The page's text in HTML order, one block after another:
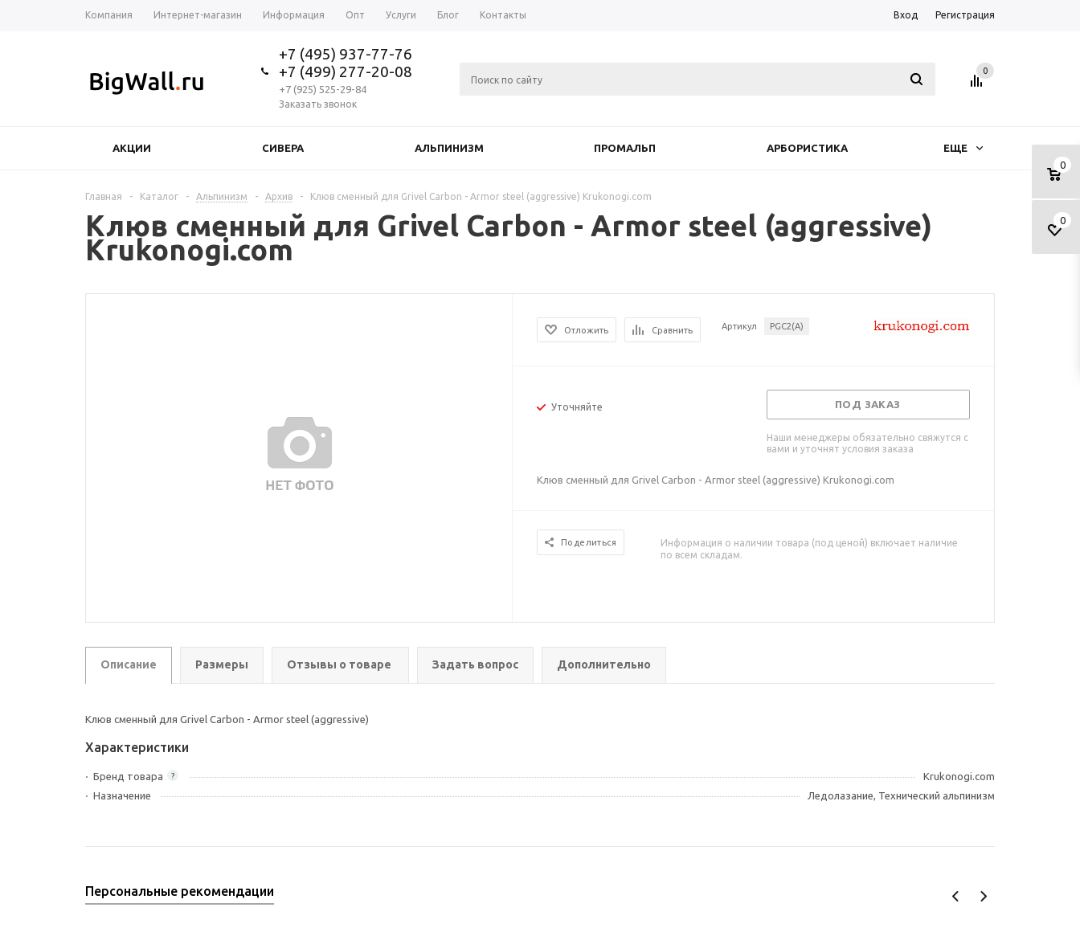
Компания Интернет-магазин Информация Опт Услуги Блог Контакты Вход Регистрация
+7 (495) 937-77-76
+7 (499) 277-20-08
+7 (925) 525-29-84
Заказать звонок
0
0
0
АКЦИИ СИВЕРА АЛЬПИНИЗМ ПРОМАЛЬП АРБОРИСТИКА ЕЩЕ
Главная - Каталог - Альпинизм - Архив - Клюв сменный для Grivel Carbon - Armor steel (aggressive) Krukonogi.com
Клюв сменный для Grivel Carbon - Armor steel (aggressive)
Krukonogi.com
Отложить Сравнить Артикул PGC2(A)
Уточняйте ПОД ЗАКАЗ
Наши менеджеры обязательно свяжутся с
вами и уточнят условия заказа
Клюв сменный для Grivel Carbon - Armor steel (aggressive) Krukonogi.com
Поделиться
Информация о наличии товара (под ценой) включает наличие
по всем складам.
Описание Размеры Отзывы о товаре Задать вопрос Дополнительно
Клюв сменный для Grivel Carbon - Armor steel (aggressive)
Характеристики
?
Бренд товара
Krukonogi.com
Назначение
Ледолазание, Технический альпинизм
Персональные рекомендации